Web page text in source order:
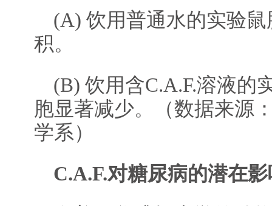
(A) 饮用普通水的实验
积。
(B) 饮用含C.A.F.溶液的
胞显著减少。（数据来源
学系）
C.A.F.对糖尿病的潜在